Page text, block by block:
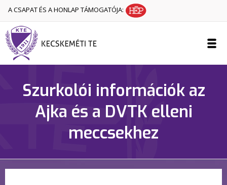
A CSAPAT ÉS A HONLAP TÁMOGATÓJA:
Szurkolói információk az
Ajka és a DVTK elleni
meccsekhez